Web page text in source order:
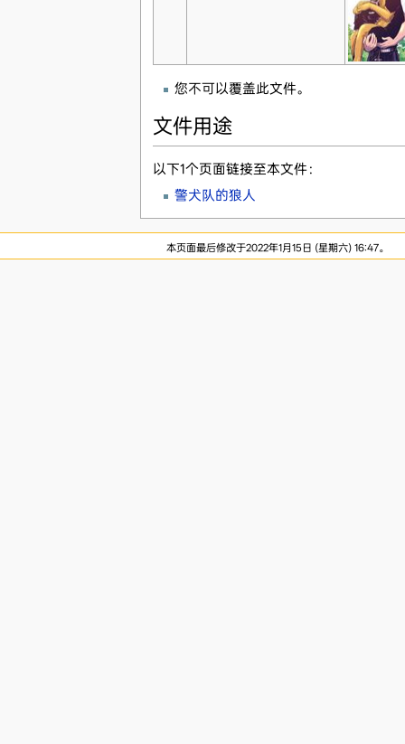
您不可以覆盖此文件。
文件用途
以下1个页面链接至本文件：
警犬队的狼人
本页面最后修改于2022年1月15日 (星期六) 16:47。